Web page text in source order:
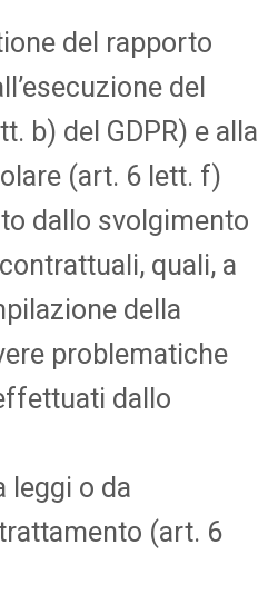
del rapporto
del
b) del GDPR) e alla
(art. 6 lett. f)
dallo svolgimento
quali, a
della
problematiche
dallo
leggi o da
(art. 6